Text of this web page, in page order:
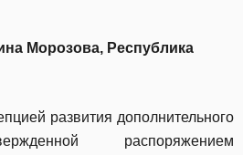
Морозова, Республика
развития дополнительного
распоряжением